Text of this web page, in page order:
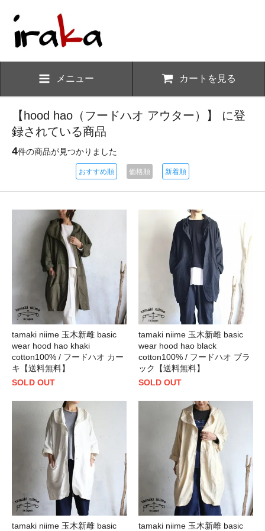
メニュー カートを見る
【hood hao（フードハオ アウター）】 に登
録されている商品
4件の商品が見つかりました
おすすめ順 価格順 新着順
tamaki niime 玉木新雌 basic
wear hood hao khaki
cotton100% / フードハオ カー
キ【送料無料】
SOLD OUT
tamaki niime 玉木新雌 basic
wear hood hao black
cotton100% / フードハオ ブラ
ック【送料無料】
SOLD OUT
tamaki niime 玉木新雌 basic
tamaki niime 玉木新雌 basic